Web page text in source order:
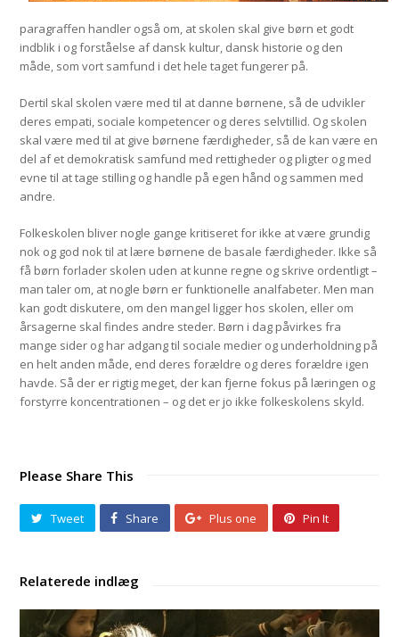
paragraffen handler også om, at skolen skal give børn et godt
indblik i og forståelse af dansk kultur, dansk historie og den
måde, som vort samfund i det hele taget fungerer på.
Dertil skal skolen være med til at danne børnene, så de udvikler
deres empati, sociale kompetencer og deres selvtillid. Og skolen
skal være med til at give børnene færdigheder, så de kan være en
del af et demokratisk samfund med rettigheder og pligter og med
evne til at tage stilling og handle på egen hånd og sammen med
andre.
Folkeskolen bliver nogle gange kritiseret for ikke at være grundig
nok og god nok til at lære børnene de basale færdigheder. Ikke så
få børn forlader skolen uden at kunne regne og skrive ordentligt –
man taler om, at nogle børn er funktionelle analfabeter. Men man
kan godt diskutere, om den mangel ligger hos skolen, eller om
årsagerne skal findes andre steder. Børn i dag påvirkes fra
mange sider og har adgang til sociale medier og underholdning på
en helt anden måde, end deres forældre og deres forældre igen
havde. Så der er rigtig meget, der kan fjerne fokus på læringen og
forstyrre koncentrationen – og det er jo ikke folkeskolens skyld.
Please Share This
Tweet Share Plus one Pin It